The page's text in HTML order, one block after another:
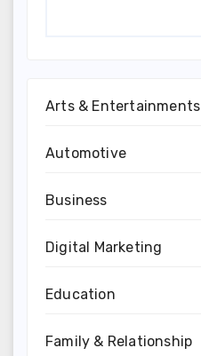
Arts & Entertainments
Automotive
Business
Digital Marketing
Education
Family & Relationship